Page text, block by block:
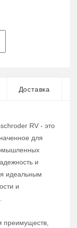
Доставка
RV - это
для
и
идеальным
и
преимуществ,